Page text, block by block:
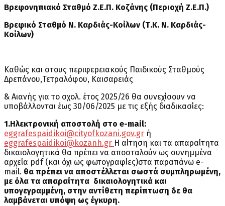
Βρεφονηπιακό Σταθμό Ζ.Ε.Π. Κοζάνης (Περιοχή Ζ.Ε.Π.)
Βρεφικό Σταθμό Ν. Καρδιάς-Κοίλων (Τ.Κ. Ν. Καρδιάς-
Κοίλων)
Καθώς και στους περιφερειακούς Παιδικούς Σταθμούς
Δρεπάνου,Τετραλόφου, Καισαρειάς
& Αιανής για το σχολ. έτος 2025/26 θα συνεχίσουν να
υποβάλλονται έως 30/06/2025 με τις εξής διαδικασίες:
1.Ηλεκτρονική αποστολή στο e-mail:
eggrafespaidikoi@cityofkozani.gov.gr ή
eggrafespaidikoi@kozanh.gr Η αίτηση και τα απαραίτητα
δικαιολογητικά θα πρέπει να αποσταλούν ως συνημμένα
αρχεία pdf (και όχι ως φωτογραφίες)στα παραπάνω e-
mail. θα πρέπει να αποστέλλεται σωστά συμπληρωμένη,
με όλα τα απαραίτητα δικαιολογητικά και
υπογεγραμμένη, στην αντίθετη περίπτωση δε θα
λαμβάνεται υπόψη ως έγκυρη.